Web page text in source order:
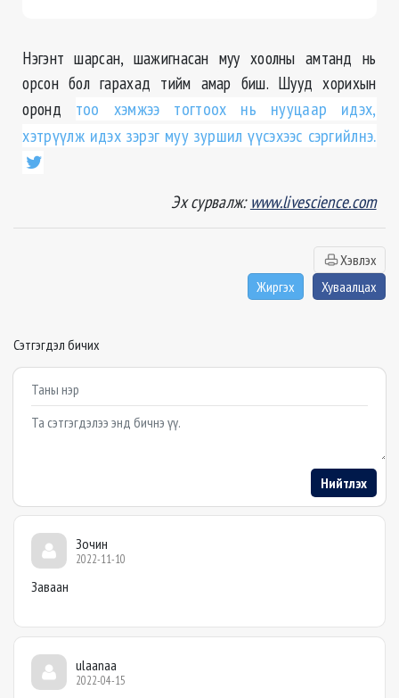
Нэгэнт шарсан, шажигнасан муу хоолны амтанд нь
орсон бол гарахад тийм амар биш. Шууд хорихын
оронд тоо хэмжээ тогтоох нь нууцаар идэх,
хэтрүүлж идэх зэрэг муу зуршил үүсэхээс сэргийлнэ.
Эх сурвалж: www.livescience.com
Хэвлэх
Жиргэх
Хуваалцах
Сэтгэгдэл бичих
Example textarea
Нийтлэх
Зочин
2022-11-10
Заваан
ulaanaa
2022-04-15